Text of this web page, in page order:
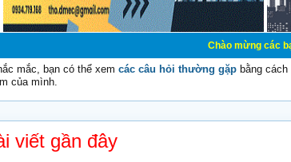
Chào mừng các bạn đến với
mắc, bạn có thể xem các câu hỏi thường gặp bằng
của mình.
viết gần đây